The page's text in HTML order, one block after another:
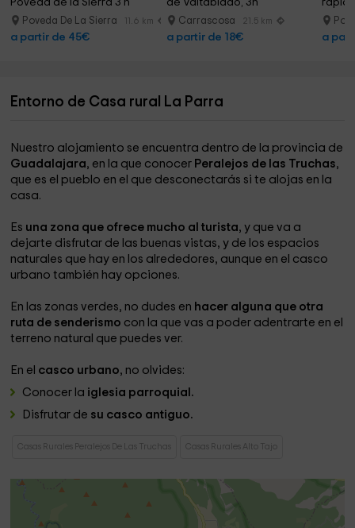
Poveda de la Sierra 3 h
Poveda De La Sierra 11.6 km
a partir de 45€
de Valtablado, 3h
Carrascosa 21.5 km
a partir de 18€ a
Entorno de Casa rural La Parra
Nuestro alojamiento se encuentra dentro de la provincia de
Guadalajara, en la que conocer Peralejos de las Truchas,
que es el pueblo en el que desconectarás si te alojas en la
casa.
Es una zona que ofrece mucho al turista, y que va a
dejarte disfrutar de las buenas vistas, y de los espacios
naturales que hay en los alrededores, aunque en el casco
urbano también hay opciones.
En las zonas verdes, no dudes en hacer alguna que otra
ruta de senderismo con la que vas a poder adentrarte en el
terreno natural que puedes ver.
En el casco urbano, no olvides:
Conocer la iglesia parroquial.
Disfrutar de su casco antiguo.
Casas Rurales Peralejos De Las Truchas Casas Rurales Alto Tajo